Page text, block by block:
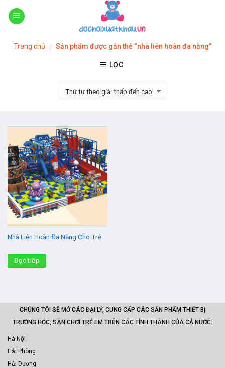
Skip
Trang chủ / Sản phẩm được gắn thẻ “nhà liên hoàn đa năng”
LỌC
Nhà Liên Hoàn Đa Năng Cho Trẻ
Đọc tiếp
CHÚNG TÔI SẼ MỞ CÁC ĐẠI LÝ, CUNG CẤP CÁC SẢN PHẨM THIẾT BỊ
TRƯỜNG HỌC, SÂN CHƠI TRẺ EM TRÊN CÁC TỈNH THÀNH CỦA CẢ NƯỚC:
Hà Nội
Hải Phòng
Hải Dương